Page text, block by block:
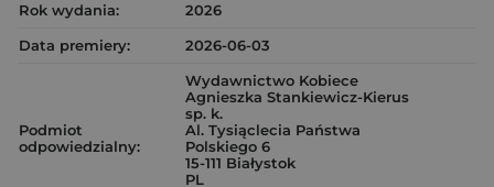
Rok wydania:
2026
Data premiery:
2026-06-03
Podmiot
odpowiedzialny:
Wydawnictwo Kobiece
Agnieszka Stankiewicz-Kierus
sp. k.
Al. Tysiąclecia Państwa
Polskiego 6
15-111 Białystok
PL